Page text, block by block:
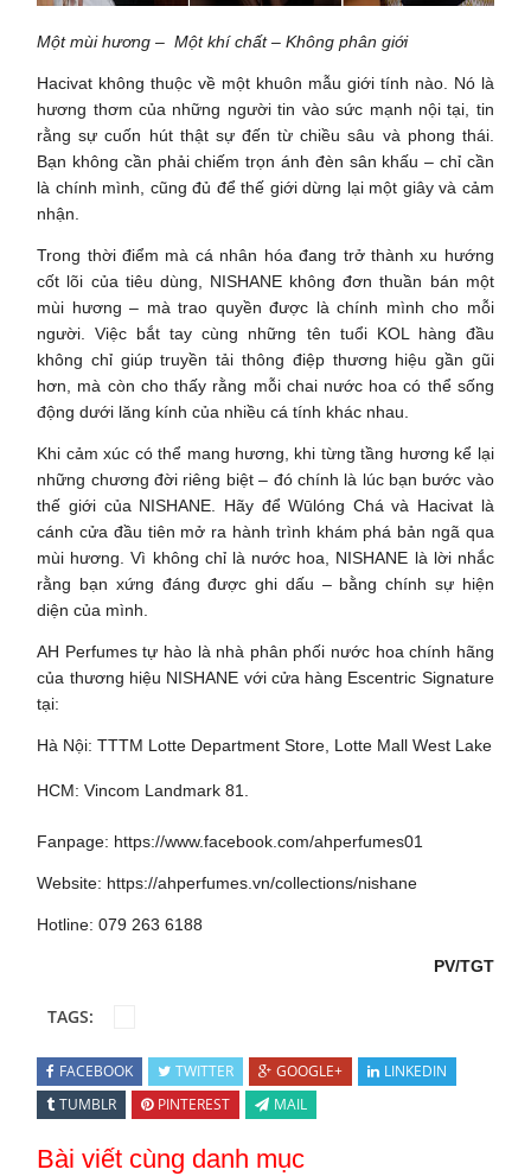
Một mùi hương – Một khí chất – Không phân giới
Hacivat không thuộc về một khuôn mẫu giới tính nào. Nó là
hương thơm của những người tin vào sức mạnh nội tại, tin
rằng sự cuốn hút thật sự đến từ chiều sâu và phong thái.
Bạn không cần phải chiếm trọn ánh đèn sân khấu – chỉ cần
là chính mình, cũng đủ để thế giới dừng lại một giây và cảm
nhận.
Trong thời điểm mà cá nhân hóa đang trở thành xu hướng
cốt lõi của tiêu dùng, NISHANE không đơn thuần bán một
mùi hương – mà trao quyền được là chính mình cho mỗi
người. Việc bắt tay cùng những tên tuổi KOL hàng đầu
không chỉ giúp truyền tải thông điệp thương hiệu gần gũi
hơn, mà còn cho thấy rằng mỗi chai nước hoa có thể sống
động dưới lăng kính của nhiều cá tính khác nhau.
Khi cảm xúc có thể mang hương, khi từng tầng hương kể lại
những chương đời riêng biệt – đó chính là lúc bạn bước vào
thế giới của NISHANE. Hãy để Wūlóng Chá và Hacivat là
cánh cửa đầu tiên mở ra hành trình khám phá bản ngã qua
mùi hương. Vì không chỉ là nước hoa, NISHANE là lời nhắc
rằng bạn xứng đáng được ghi dấu – bằng chính sự hiện
diện của mình.
AH Perfumes tự hào là nhà phân phối nước hoa chính hãng
của thương hiệu NISHANE với cửa hàng Escentric Signature
tại:
Hà Nội: TTTM Lotte Department Store, Lotte Mall West Lake
HCM: Vincom Landmark 81.
Fanpage: https://www.facebook.com/ahperfumes01
Website: https://ahperfumes.vn/collections/nishane
Hotline: 079 263 6188
PV/TGT
TAGS:
FACEBOOK TWITTER GOOGLE+
LINKEDIN
TUMBLR
PINTEREST MAIL
Bài viết cùng danh mục